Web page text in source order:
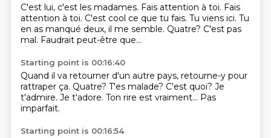
C'est lui, c'est les madames. Fais attention à toi. Fais
attention à toi. C'est cool ce que tu fais. Tu viens ici. Tu
en as manqué deux, il me semble. Quatre? C'est pas
mal. Faudrait peut-être que...
Starting point is 00:16:40
Quand il va retourner d'un autre pays, retourne-y pour
rattraper ça. Quatre? T'es malade? C'est quoi? Je
t'admire. Je t'adore. Ton rire est vraiment... Pas
imparfait.
Starting point is 00:16:54